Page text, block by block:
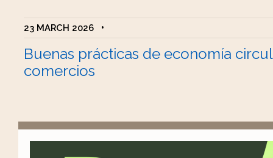
23 MARCH 2026 •
Buenas prácticas de economía
comercios